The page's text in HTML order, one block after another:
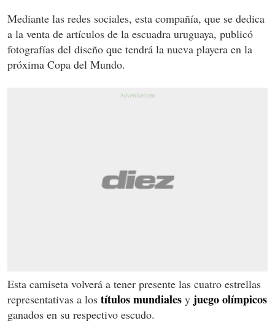
Mediante las redes sociales, esta compañía, que se dedica
a la venta de artículos de la escuadra uruguaya, publicó
fotografías del diseño que tendrá la nueva playera en la
próxima Copa del Mundo.
Esta camiseta volverá a tener presente las cuatro estrellas
representativas a los títulos mundiales y juego olímpicos
ganados en su respectivo escudo.